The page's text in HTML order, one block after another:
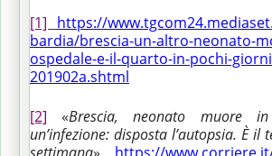
[1] https://
bardia/brescia-un-altro-neonato-
ospedale-e-il-quarto-in-pochi-
201902a.shtml
[2] «Brescia, neonato muore
un’infezione: disposta l’autopsia. È il
settimana», https://